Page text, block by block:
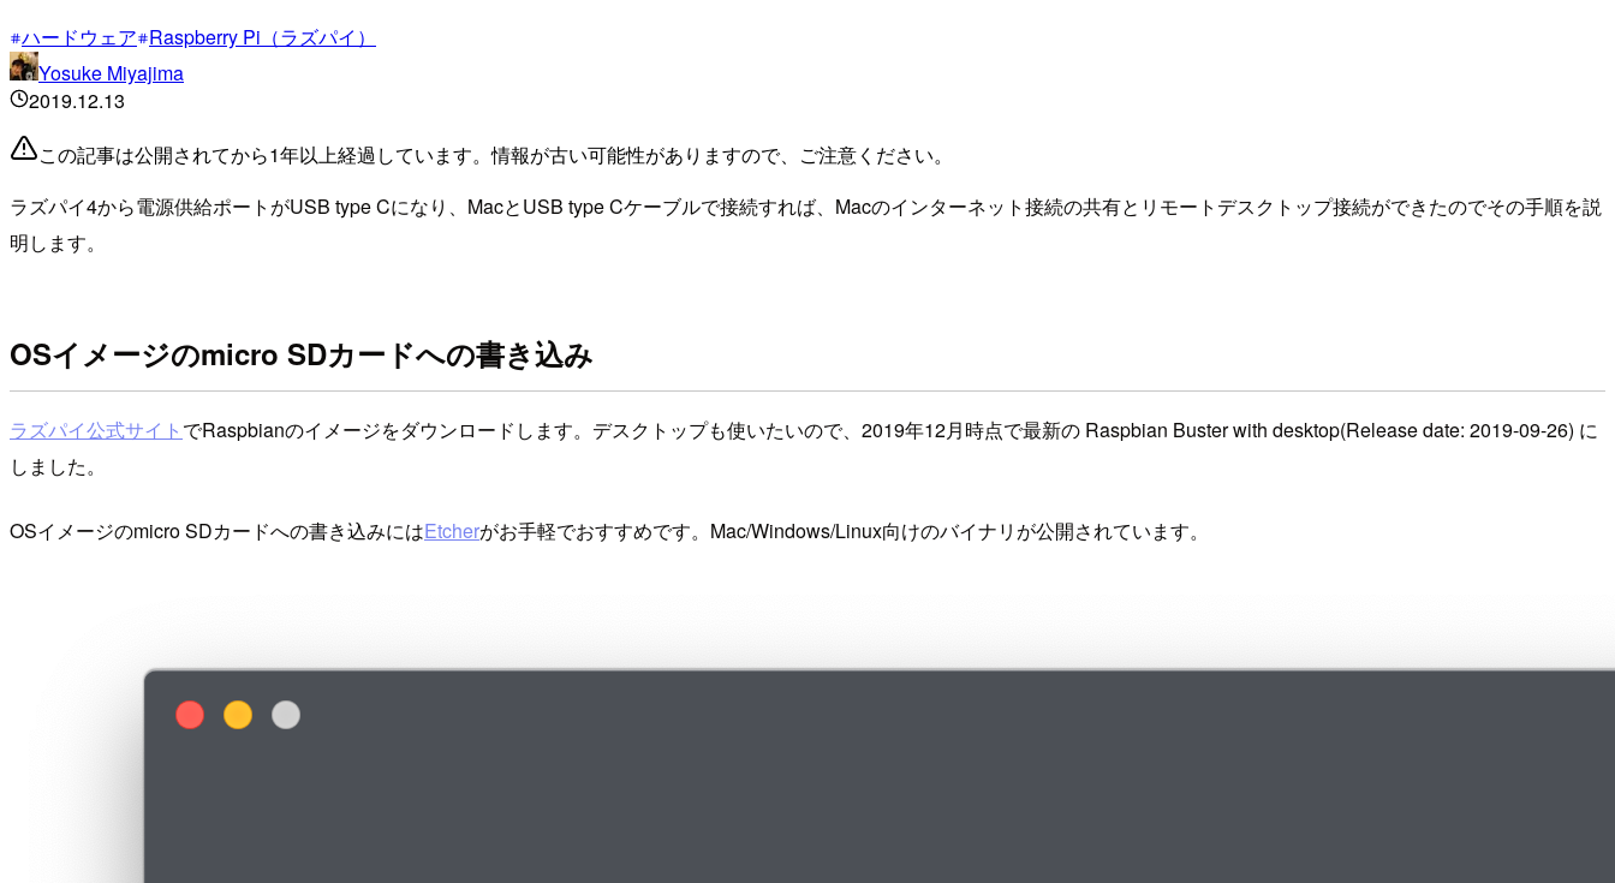
ハードウェア Raspberry Pi（ラズパイ）
Yosuke Miyajima
2019.12.13
この記事は公開されてから1年以上経過しています。情報が古い可能性がありますので、ご注意ください。
ラズパイ4から電源供給ポートがUSB type Cになり、MacとUSB type Cケーブルで接続すれば、Macのインターネット接続の共有とリモートデスクトップ接続ができたのでその手順を説
明します。
OSイメージのmicro SDカードへの書き込み
ラズパイ公式サイト でRaspbianのイメージをダウンロードします。デスクトップも使いたいので、2019年12月時点で最新の Raspbian Buster with desktop(Release date: 2019-09-26) に
しました。
OSイメージのmicro SDカードへの書き込みにはEtcherがお手軽でおすすめです。Mac/Windows/Linux向けのバイナリが公開されています。